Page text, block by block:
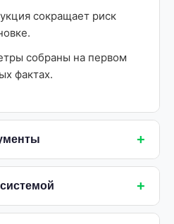
сокращает риск
собраны на первом
фактах.
+
+